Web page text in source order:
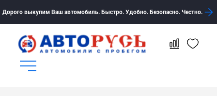
Дорого выкупим Ваш автомобиль. Быстро. Удобно. Безопасно. Честно.